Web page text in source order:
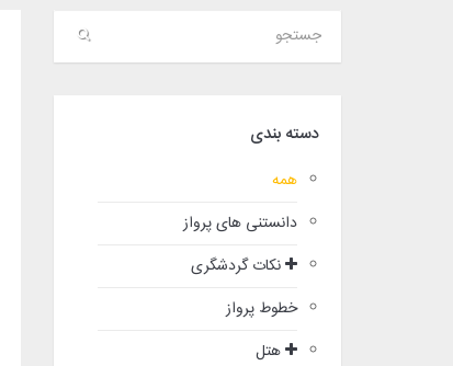
دسته بندی
همه
دانستنی های پرواز
نکات گردشگری
خطوط پرواز
هتل